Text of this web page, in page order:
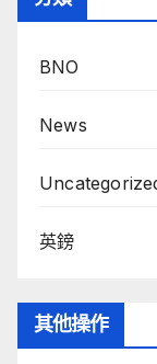
BNO
News
英鎊
其他操作